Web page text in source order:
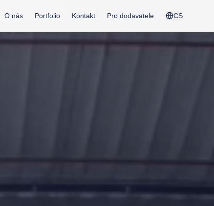
O nás Portfolio Kontakt Pro dodavatele CS